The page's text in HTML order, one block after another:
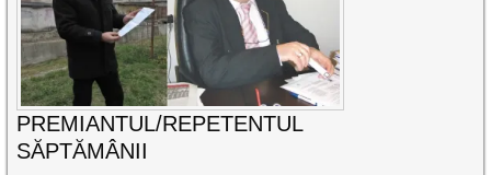
PREMIANTUL/REPETENTUL
SĂPTĂMÂNII